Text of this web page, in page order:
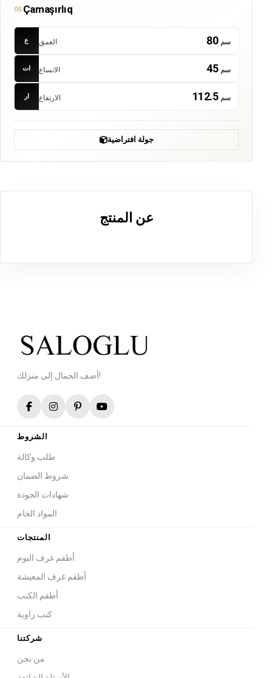
05 Çamaşırlıq
ع العمق 80 سم
ات الاتساع 45 سم
ار الارتفاع 112.5 سم
جولة افتراضية
عن المنتج
أضف الجمال إلى منزلك!
الشروط
طلب وكالة
شروط الضمان
شهادات الجودة
المواد الخام
المنتجات
أطقم غرف النوم
أطقم غرف المعيشة
أطقم الكنب
كنب زاوية
شركتنا
من نحن